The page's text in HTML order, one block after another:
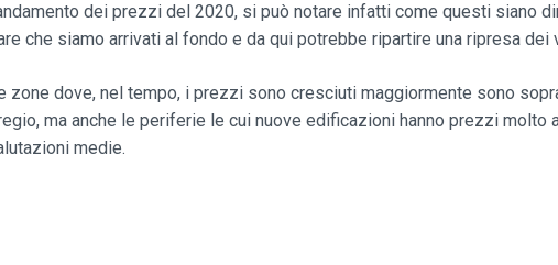
dei prezzi del 2020, si può notare infatti come questi siano
che siamo arrivati al fondo e da qui potrebbe ripartire una ripresa dei
zone dove, nel tempo, i prezzi sono cresciuti maggiormente sono
ma anche le periferie le cui nuove edificazioni hanno prezzi molto
medie.